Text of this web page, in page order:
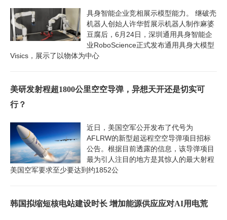
具身智能企业竞相展示模型能力。 继破壳
机器人创始人许华哲展示机器人制作麻婆
豆腐后，6月24日，深圳通用具身智能企
业RoboScience正式发布通用具身大模型
Visics，展示了以物体为中心
美研发射程超1800公里空空导弹，异想天开还是切实可
行？
近日，美国空军公开发布了代号为
AFLRW的新型超远程空空导弹项目招标
公告。根据目前透露的信息，该导弹项目
最为引人注目的地方是其惊人的最大射程
美国空军要求至少要达到约1852公
韩国拟缩短核电站建设时长 增加能源供应应对AI用电荒